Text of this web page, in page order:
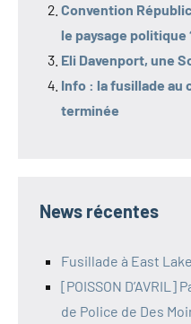
Convention
le paysage politique
Eli Davenport, une
Info : la fusillade au
terminée
News récentes
Fusillade à East
[POISSON
de Police de Des